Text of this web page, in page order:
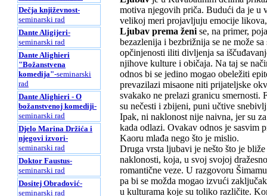
Dečja književnost-
seminarski rad
Dante Aligijeri-
seminarski rad
Dante Alighieri
"Božanstvena
komedija"-seminarski
rad
Dante Alighieri - O
božanstvenoj komediji-
seminarski rad
Djelo Marina Držića i
njegovi izvori-
seminarski rad
Doktor Faustus-
seminarski rad
Dositej Obradović-
seminarski rad
motiva njegovih priča. Budući da je u
velikoj meri projavljuju emocije
Ljubav prema ženi se, na primer,
bezazlenija i bezbrižnija se ne može
opčinjenosti iliti divljenja sa
njihove kulture i običaja. Na taj se
odnos bi se jedino mogao obeležiti
prevazilazi misaone niti prijateljske
svakako ne prelazi granicu
su nečesti i zbijeni, puni učtive
Ipak, ni naklonost nije naivna, jer su
kada odlazi. Ovakav odnos je sasvim
Kaoru mlađa nego što je mislio.
Druga vrsta ljubavi je nešto što je
naklonosti, koja, u svoj svojoj
romantične veze. U razgovoru
pa bi se možda mogao izvući
u kulturama koje su toliko različite.